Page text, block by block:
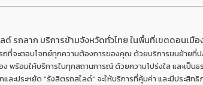
รถลาก บริการข้ามจังหวัดทั่วไทย ในพื้นที่เขตดอนเมือ
ถที่จะตอบโจทย์ทุกความต้องการของคุณ ด้วยบริการขนย้ายที่
พร้อมให้บริการในทุกสถานการณ์ ด้วยความโปร่งใส และเป็
ะประหยัด “รังสิตรถสไลด์” จะให้บริการที่คุ้มค่า และมีประสิ